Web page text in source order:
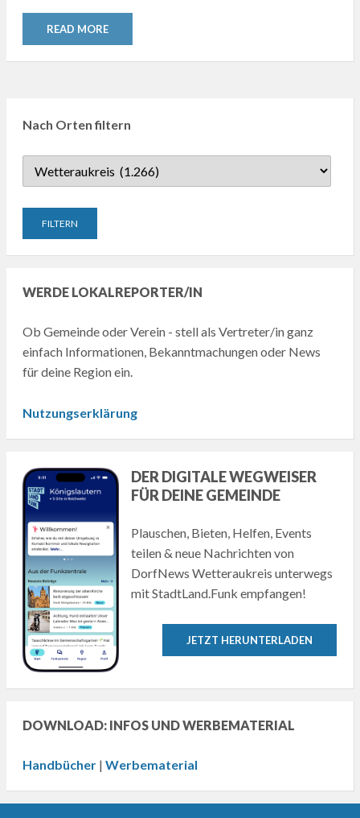
READ MORE
Nach Orten filtern
WERDE LOKALREPORTER/IN
Ob Gemeinde oder Verein - stell als Vertreter/in ganz
einfach Informationen, Bekanntmachungen oder News
für deine Region ein.
Nutzungserklärung
DER DIGITALE WEGWEISER
FÜR DEINE GEMEINDE
Plauschen, Bieten, Helfen, Events
teilen & neue Nachrichten von
DorfNews Wetteraukreis unterwegs
mit StadtLand.Funk empfangen!
JETZT HERUNTERLADEN
DOWNLOAD: INFOS UND WERBEMATERIAL
Handbücher| Werbematerial